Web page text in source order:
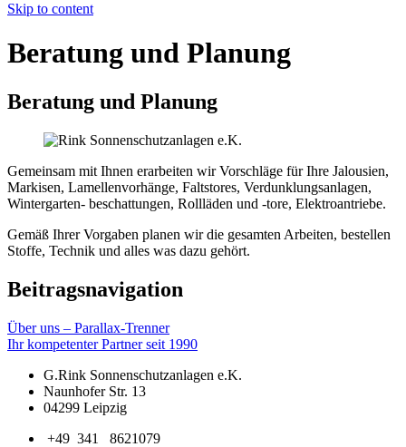
Skip to content
Beratung und Planung
Beratung und Planung
Gemeinsam mit Ihnen erarbeiten wir Vorschläge für Ihre Jalousien,
Markisen, Lamellenvorhänge, Faltstores, Verdunklungsanlagen,
Wintergarten- beschattungen, Rollläden und -tore, Elektroantriebe.
Gemäß Ihrer Vorgaben planen wir die gesamten Arbeiten, bestellen
Stoffe, Technik und alles was dazu gehört.
Beitragsnavigation
Über uns – Parallax-Trenner
Ihr kompetenter Partner seit 1990
G.Rink Sonnenschutzanlagen e.K.
Naunhofer Str. 13
04299 Leipzig
+49 341 8621079